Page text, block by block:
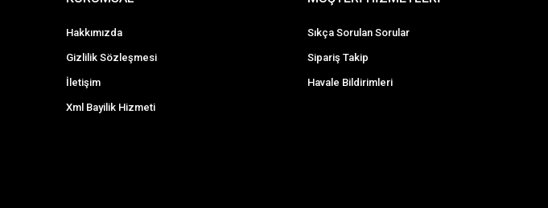
Hakkımızda
Gizlilik Sözleşmesi
İletişim
Xml Bayilik Hizmeti
Sıkça Sorulan Sorular
Sipariş Takip
Havale Bildirimleri